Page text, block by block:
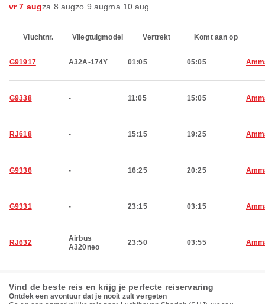
vr 7 augza 8 augzo 9 augma 10 aug
Vluchtnr. Vliegtuigmodel Vertrekt Komt aan op
G91917 A32A-174Y 01:05 05:05
G9338 - 11:05 15:05
RJ618 - 15:15 19:25
G9336 - 16:25 20:25
G9331 - 23:15 03:15
RJ632
Airbus
A320neo
23:50 03:55
Vind de beste reis en krijg je perfecte reiservaring
Ontdek een avontuur dat je nooit zult vergeten